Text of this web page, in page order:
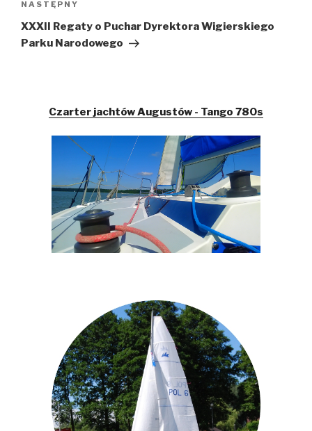
Następny
wpis
NASTĘPNY
XXXII Regaty o Puchar Dyrektora Wigierskiego
Parku Narodowego
Czarter jachtów Augustów - Tango 780s